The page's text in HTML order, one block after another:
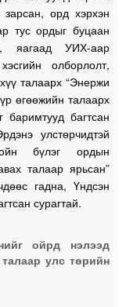
орд хэрхэн
тус ордыг буцаан
яагаад УИХ-аар
олборлолт,
талаарх “Энержи
өгөөжийн талаарх
баримтууд багтсан
улстөрчидтэй
бүлэг ордын
талаар ярьсан”
гадна, Үндсэн
сурагтай.
ойрд нэлээд
улс төрийн